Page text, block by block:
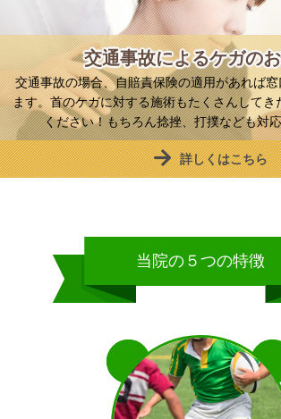
交通事故によるケガの
交通事故の場合、自賠責保険の適用があれば
ます。首のケガに対する施術もたくさんしてき
ください！もちろん捻挫、打撲なども対
詳しくはこちら
当院の５つの特徴